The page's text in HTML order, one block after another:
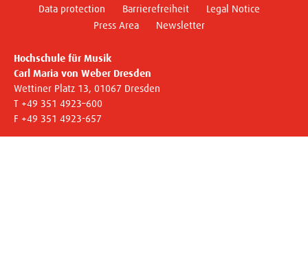
Data protection
Barrierefreiheit
Legal Notice
Press Area
Newsletter
Hochschule für Musik
Carl Maria von Weber Dresden
Wettiner Platz 13, 01067 Dresden
T +49 351 4923–600
F +49 351 4923-657